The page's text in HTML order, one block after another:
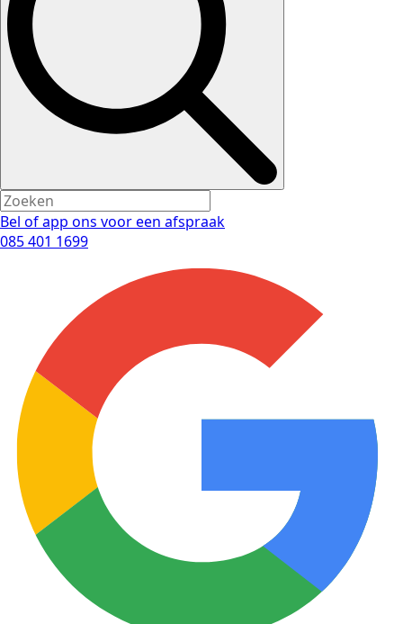
Bel of app ons voor een afspraak
085 401 1699